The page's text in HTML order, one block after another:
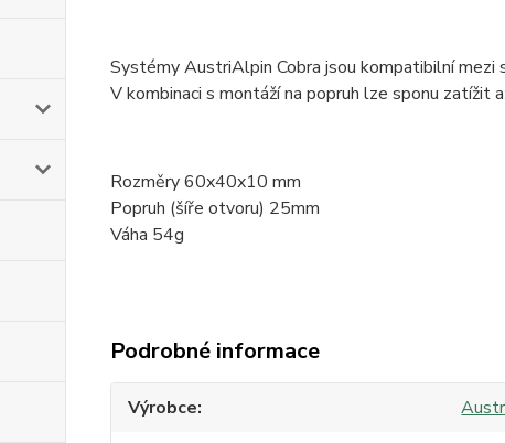
Systémy AustriAlpin Cobra jsou kompatibilní mezi
V kombinaci s montáží na popruh lze sponu zatížit
Rozměry 60x40x10 mm
Popruh (šíře otvoru) 25mm
Váha 54g
Podrobné informace
Výrobce